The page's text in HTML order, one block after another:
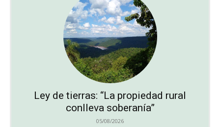
Ley de tierras: “La propiedad rural
conlleva soberanía”
05/08/2026